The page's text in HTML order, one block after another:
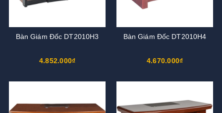
Bàn Giám Đốc DT2010H3
4.852.000₫
Bàn Giám Đốc DT2010H4
4.670.000₫